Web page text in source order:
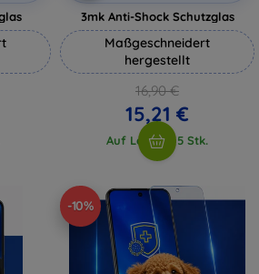
3mk Anti-Shock Schutzglas
Maßgeschneidert
hergestellt
16,90 €
15,21 €
Auf Lager > 5 Stk.
-10%